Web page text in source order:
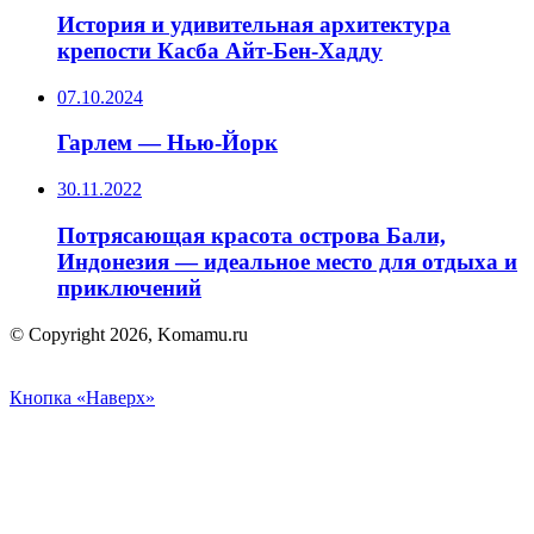
История и удивительная архитектура
крепости Касба Айт-Бен-Хадду
07.10.2024
Гарлем — Нью-Йорк
30.11.2022
Потрясающая красота острова Бали,
Индонезия — идеальное место для отдыха и
приключений
© Copyright 2026, Komamu.ru
Кнопка «Наверх»